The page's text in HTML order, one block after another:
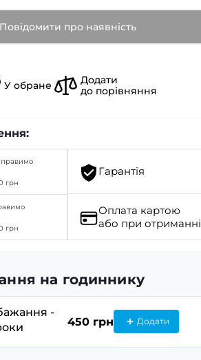
Повідомити про наявність
У обране
Додати
до порівняння
грн
грн
Гарантія
Оплата картою
або при отриманні
на годиннику
-
450 грн Додати